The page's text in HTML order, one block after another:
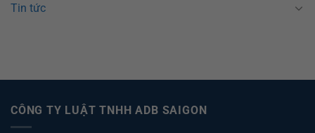
Tin tức
CÔNG TY LUẬT TNHH ADB SAIGON